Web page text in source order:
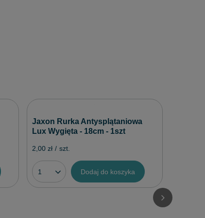
Jaxon Rurka Antysplątaniowa
Lux Wygięta - 18cm - 1szt
2,00 zł / szt.
Dodaj do koszyka